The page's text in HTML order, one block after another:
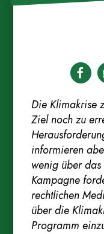
Die Klimakrise
Ziel noch zu
informieren
wenig über
Kampagne
rechtlichen
über die
Programm